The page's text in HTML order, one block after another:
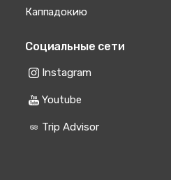
Каппадокию
Социальные сети
Instagram
Youtube
Trip Advisor